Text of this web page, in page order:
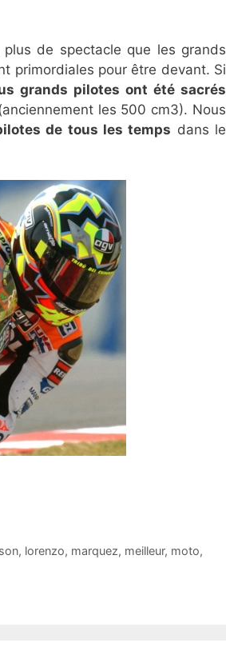
de spectacle que les grands
primordiales pour être devant. Si
grands pilotes ont été sacrés
les 500 cm3). Nous
de tous les temps dans le
, lorenzo, marquez, meilleur, moto,